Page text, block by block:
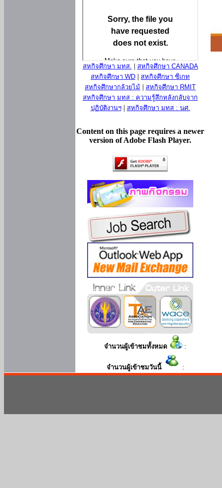
สหกิจศึกษา มทส.
สหกิจศึกษา CANADA
สหกิจศึกษา WD
สหกิจศึกษา ซีเกท
สหกิจศึกษากล้วยไม้
สหกิจศึกษา RMIT
สหกิจศึกษา มทส : ความรู้สึกหลังกลับจาก
ปฏิบัติงานฯ| สหกิจศึกษา มทส : นศ.
Content on this page requires a newer
version of Adobe Flash Player.
จำนวนผู้เข้าชมทั้งหมด :
จำนวนผู้เข้าชมวันนี้ :